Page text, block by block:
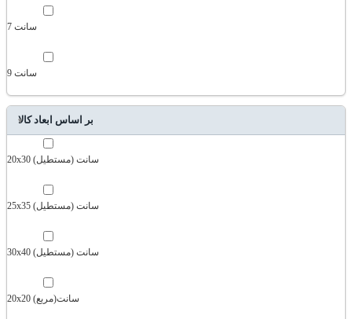
7 سانت
9 سانت
بر اساس ابعاد کالا
20x30 سانت (مستطیل)
25x35 سانت (مستطیل)
30x40 سانت (مستطیل)
20x20 سانت(مربع)